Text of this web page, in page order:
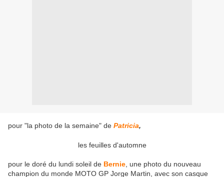
pour "la photo de la semaine" de Patricia,
les feuilles d'automne
pour le doré du lundi soleil de Bernie , une photo du nouveau
champion du monde MOTO GP Jorge Martin, avec son casque